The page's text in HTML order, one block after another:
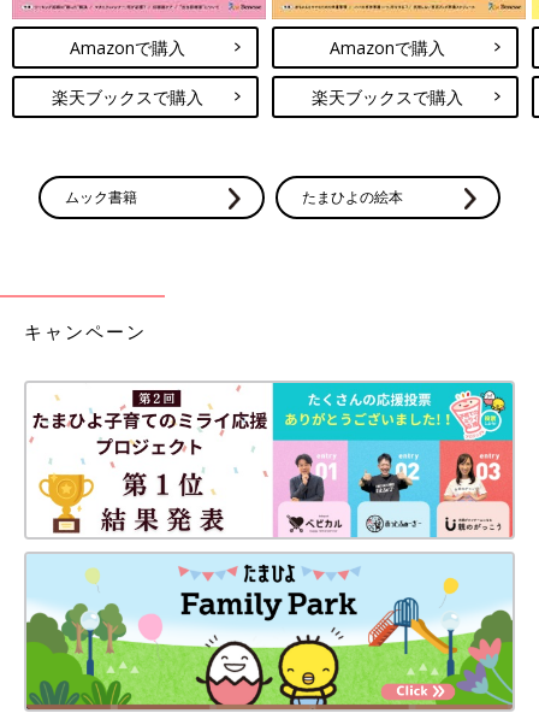
Amazonで購入
楽天ブックスで購入
Amazonで購入
楽天ブックスで購入
ムック書籍 たまひよの絵本
キャンペーン